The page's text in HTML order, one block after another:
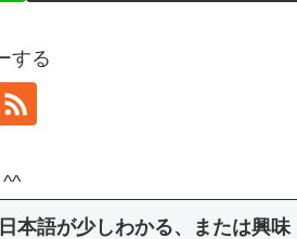
する
本語が少しわかる、または興味